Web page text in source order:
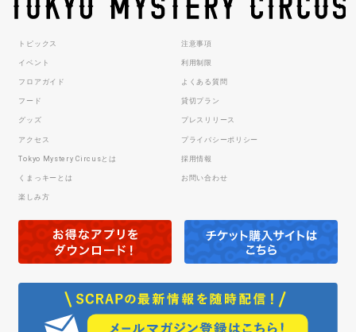
トピックス
イベント
フロアガイド
フード
グッズ
アクセス
Tokyo Mystery Circusとは
くまっキーとは
楽しみ方
注意事項
利用制限
よくある質問
貸切プラン
プレスリリース
プライバシーポリシー
採用情報
お問い合わせ